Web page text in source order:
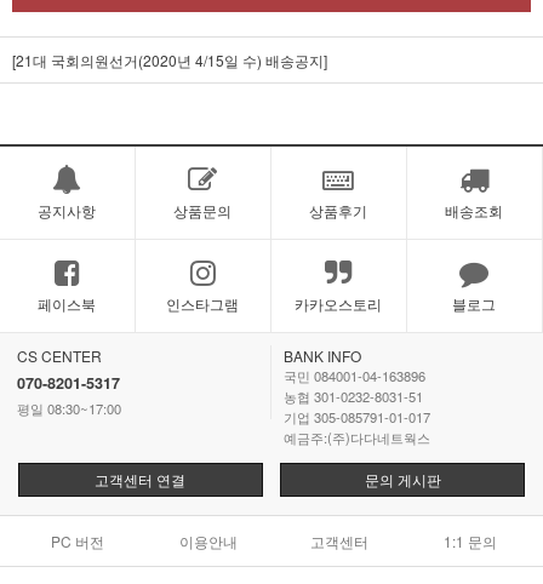
[21대 국회의원선거(2020년 4/15일 수) 배송공지]
공지사항 상품문의 상품후기 배송조회
페이스북 인스타그램 카카오스토리 블로그
CS CENTER
070-8201-5317
평일 08:30~17:00
고객센터 연결
BANK INFO
국민 084001-04-163896
농협 301-0232-8031-51
기업 305-085791-01-017
예금주:(주)다다네트웍스
문의 게시판
PC 버전 이용안내 고객센터 1:1 문의